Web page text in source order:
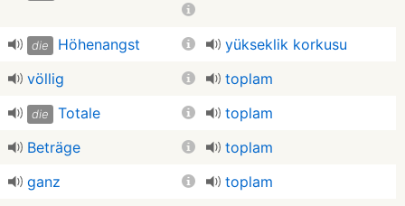
die Höhenangst
yükseklik korkusu
völlig
toplam
die Totale
toplam
Beträge
toplam
ganz
toplam